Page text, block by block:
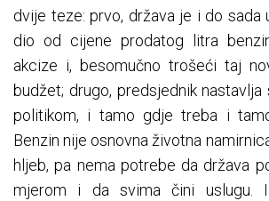
dvije teze: prvo, država je i do sada
dio od cijene prodatog litra
akcize i, besomučno trošeći taj
budžet; drugo, predsjednik
politikom, i tamo gdje treba i
Benzin nije osnovna životna
hljeb, pa nema potrebe da država
mjerom i da svima čini uslugu.